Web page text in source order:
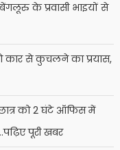
के प्रवासी भाइयों से
कार से कुचलने का प्रयास,
को 2 घंटे ऑफिस में
पूरी खबर